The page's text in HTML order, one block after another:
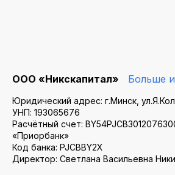
ООО «Никскапитал» Больше
Юридический адрес: г.Минск,
УНП: 193065676
Расчётный счет:
«Приорбанк»
Код банка: PJCBBY2X
Директор: Светлана Васильевна